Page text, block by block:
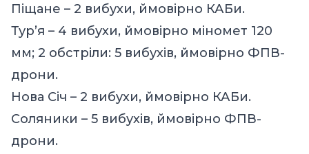
Піщане – 2 вибухи, ймовірно КАБи.
Тур’я – 4 вибухи, ймовірно міномет 120
мм; 2 обстріли: 5 вибухів, ймовірно ФПВ-
дрони.
Нова Січ – 2 вибухи, ймовірно КАБи.
Соляники – 5 вибухів, ймовірно ФПВ-
дрони.